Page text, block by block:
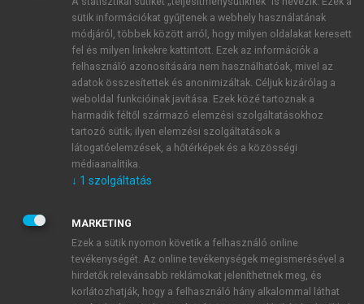
ÚJ FIÓK LÉTREHOZÁSA
1 óra díjmentes hozzáférés
E-MAIL-CÍM
JELSZÓ
JELSZÓ ÚJRA
sütik információkat gyűjtenek a webhely használatának
módjáról, többek között arról, hogy milyen oldalakat keresett
fel és milyen linkekre kattintott. Ezek az információk a
felhasználó azonosítására nem használhatóak, mivel az
adatok összesítettek és anonimizáltak. Céljuk kizárólag a
weboldal funkcióinak javítása. Ezek közé tartoznak a
harmadik féltől származó elemzési szolgáltatásokhoz
tartozó sütik; ilyen elemzési szolgáltatások a
látogatóelemzések, a hőtérképek és a közösségi
médiaanalitika.
↓ 1 szolgáltatás
MARKETING
Ezek a sütik nyomon követik a felhasználó online
tevékenységét. Az online tevékenységek megismerésével a
hirdetők relevánsabb reklámokat jeleníthetnek meg, és
korlátozhatják, hogy a felhasználó hány alkalommal láthat